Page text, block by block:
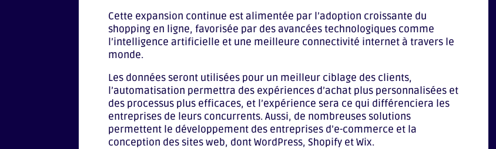
Cette expansion continue est alimentée par l’adoption croissante du
shopping en ligne, favorisée par des avancées technologiques comme
l’intelligence artificielle et une meilleure connectivité internet à travers le
monde​.
Les données seront utilisées pour un meilleur ciblage des clients,
l’automatisation permettra des expériences d’achat plus personnalisées et
des processus plus efficaces, et l’expérience sera ce qui différenciera les
entreprises de leurs concurrents. Aussi, de nombreuses solutions
permettent le développement des entreprises d’e-commerce et la
conception des sites web, dont WordPress, Shopify et Wix.